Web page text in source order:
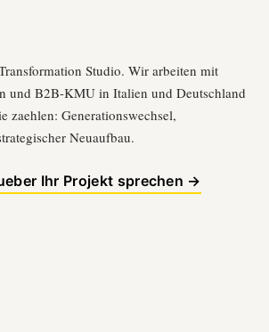
Studio. Wir arbeiten mit
und B2B-KMU in Italien und Deutschland
zaehlen: Generationswechsel,
Neuaufbau.
Ihr Projekt sprechen →